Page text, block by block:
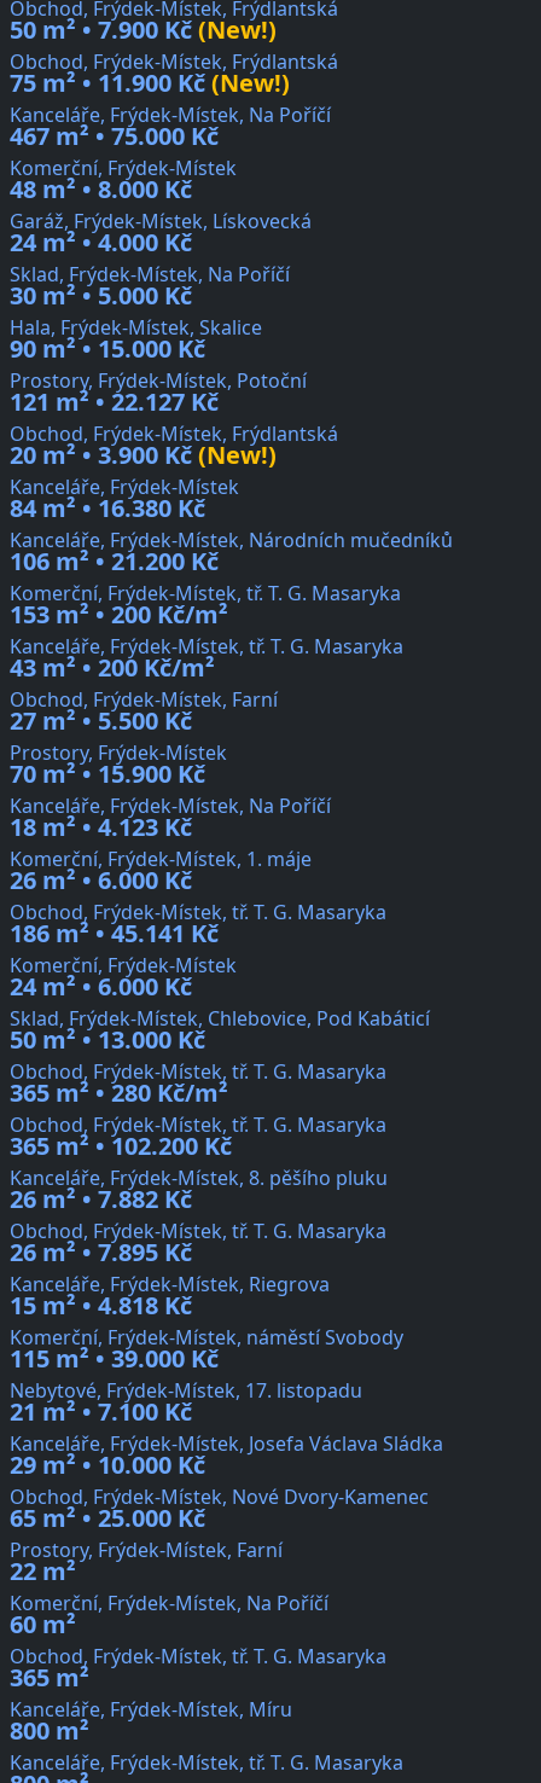
Obchod, Frýdek-Místek, Frýdlantská
50 m² • 7.900 Kč(New!)
Obchod, Frýdek-Místek, Frýdlantská
75 m² • 11.900 Kč(New!)
Kanceláře, Frýdek-Místek, Na Poříčí
467 m² • 75.000 Kč
Komerční, Frýdek-Místek
48 m² • 8.000 Kč
Garáž, Frýdek-Místek, Lískovecká
24 m² • 4.000 Kč
Sklad, Frýdek-Místek, Na Poříčí
30 m² • 5.000 Kč
Hala, Frýdek-Místek, Skalice
90 m² • 15.000 Kč
Prostory, Frýdek-Místek, Potoční
121 m² • 22.127 Kč
Obchod, Frýdek-Místek, Frýdlantská
20 m² • 3.900 Kč(New!)
Kanceláře, Frýdek-Místek
84 m² • 16.380 Kč
Kanceláře, Frýdek-Místek, Národních mučedníků
106 m² • 21.200 Kč
Komerční, Frýdek-Místek, tř. T. G. Masaryka
153 m² • 200 Kč/m²
Kanceláře, Frýdek-Místek, tř. T. G. Masaryka
43 m² • 200 Kč/m²
Obchod, Frýdek-Místek, Farní
27 m² • 5.500 Kč
Prostory, Frýdek-Místek
70 m² • 15.900 Kč
Kanceláře, Frýdek-Místek, Na Poříčí
18 m² • 4.123 Kč
Komerční, Frýdek-Místek, 1. máje
26 m² • 6.000 Kč
Obchod, Frýdek-Místek, tř. T. G. Masaryka
186 m² • 45.141 Kč
Komerční, Frýdek-Místek
24 m² • 6.000 Kč
Sklad, Frýdek-Místek, Chlebovice, Pod Kabáticí
50 m² • 13.000 Kč
Obchod, Frýdek-Místek, tř. T. G. Masaryka
365 m² • 280 Kč/m²
Obchod, Frýdek-Místek, tř. T. G. Masaryka
365 m² • 102.200 Kč
Kanceláře, Frýdek-Místek, 8. pěšího pluku
26 m² • 7.882 Kč
Obchod, Frýdek-Místek, tř. T. G. Masaryka
26 m² • 7.895 Kč
Kanceláře, Frýdek-Místek, Riegrova
15 m² • 4.818 Kč
Komerční, Frýdek-Místek, náměstí Svobody
115 m² • 39.000 Kč
Nebytové, Frýdek-Místek, 17. listopadu
21 m² • 7.100 Kč
Kanceláře, Frýdek-Místek, Josefa Václava Sládka
29 m² • 10.000 Kč
Obchod, Frýdek-Místek, Nové Dvory-Kamenec
65 m² • 25.000 Kč
Prostory, Frýdek-Místek, Farní
22 m²
Komerční, Frýdek-Místek, Na Poříčí
60 m²
Obchod, Frýdek-Místek, tř. T. G. Masaryka
365 m²
Kanceláře, Frýdek-Místek, Míru
800 m²
Kanceláře, Frýdek-Místek, tř. T. G. Masaryka